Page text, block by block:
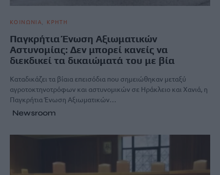
ΚΟΙΝΩΝΙΑ ΚΡΗΤΗ
Παγκρήτια Ένωση Αξιωματικών
Αστυνομίας: Δεν μπορεί κανείς να
διεκδικεί τα δικαιώματά του με βία
Καταδικάζει τα βίαια επεισόδια που σημειώθηκαν μεταξύ
αγροτοκτηνοτρόφων και αστυνομικών σε Ηράκλειο και Χανιά, η
Παγκρήτια Ένωση Αξιωματικών…
Newsroom